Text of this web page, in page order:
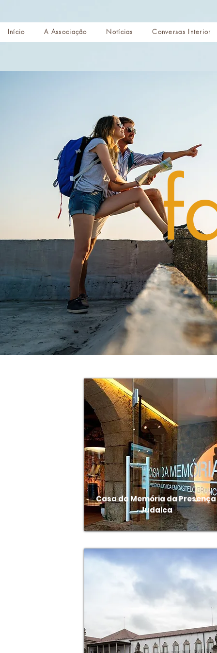
Início A Associação Notícias Conversas Interior
Casa da Memória da Presença
Judaica